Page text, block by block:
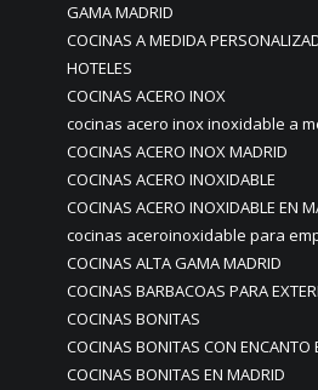
GAMA MADRID
COCINAS A MEDIDA
HOTELES
COCINAS ACERO INOX
cocinas acero inox inoxidable a
COCINAS ACERO INOX MADRID
COCINAS ACERO INOXIDABLE
COCINAS ACERO INOXIDABLE EN
cocinas aceroinoxidable para
COCINAS ALTA GAMA MADRID
COCINAS BARBACOAS PARA
COCINAS BONITAS
COCINAS BONITAS CON ENCANTO
COCINAS BONITAS EN MADRID